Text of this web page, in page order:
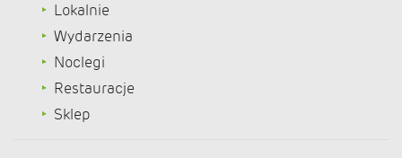
Lokalnie
Wydarzenia
Noclegi
Restauracje
Sklep